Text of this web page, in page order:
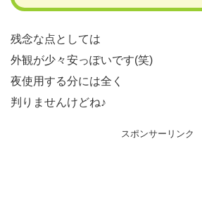
残念な点としては
外観が少々安っぽいです(笑)
夜使用する分には全く
判りませんけどね♪
スポンサーリンク